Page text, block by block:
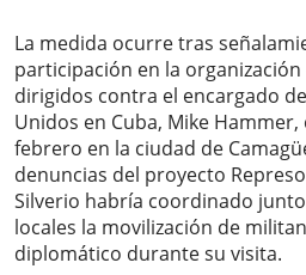
La medida ocurre tras
participación en la
dirigidos contra el encargado
Unidos en Cuba, Mike
febrero en la ciudad de
denuncias del proyecto
Silverio habría coordinado
locales la movilización de
diplomático durante su visita.